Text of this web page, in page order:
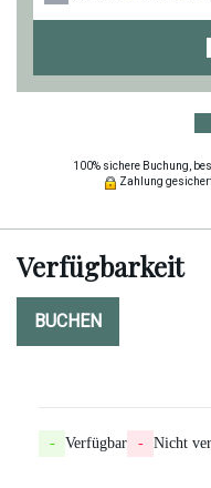
100% sichere Buchung,
Zahlung
Verfügbarkeit
BUCHEN
- Verfügbar - Nicht